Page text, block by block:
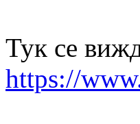
Тук се
https://